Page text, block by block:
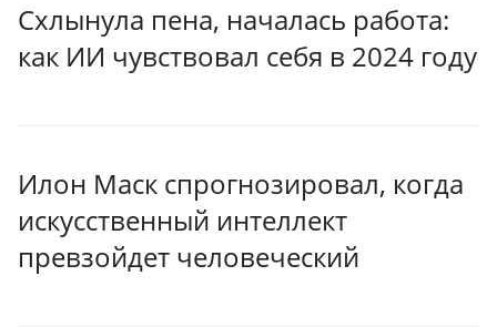
Схлынула пена, началась работа:
как ИИ чувствовал себя в 2024 году
Илон Маск спрогнозировал, когда
искусственный интеллект
превзойдет человеческий